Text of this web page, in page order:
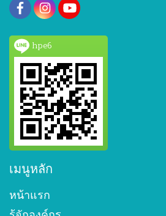
hpe6
เมนูหลัก
หน้าแรก